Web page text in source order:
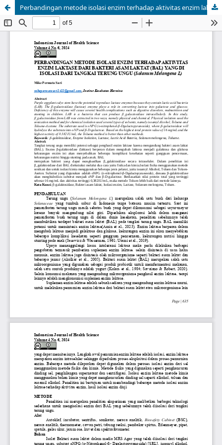
Perbandingan metode isolasi enzim terhadap aktivitas enzim laktase dari bakteri asam laktat (BAL) yang di isolasi dari tangkai terung ungu (Solanum Melongena L)